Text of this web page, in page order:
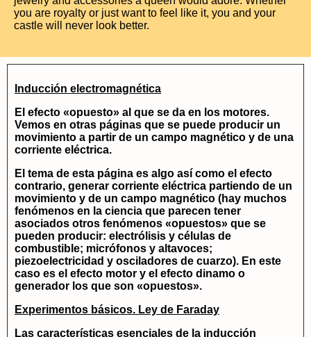
you are royalty or just want to feel like it, you and your
castle will never look better.
Inducción electromagnética
El efecto «opuesto» al que se da en los motores.
Vemos en otras páginas que se puede producir un
movimiento a partir de un campo magnético y de una
corriente eléctrica.
El tema de esta página es algo así como el efecto
contrario, generar corriente eléctrica partiendo de un
movimiento y de un campo magnético (hay muchos
fenómenos en la ciencia que parecen tener
asociados otros fenómenos «opuestos» que se
pueden producir: electrólisis y células de
combustible; micrófonos y altavoces;
piezoelectricidad y osciladores de cuarzo). En este
caso es el efecto motor y el efecto dinamo o
generador los que son «opuestos».
Experimentos básicos. Ley de Faraday
Las características esenciales de la inducción